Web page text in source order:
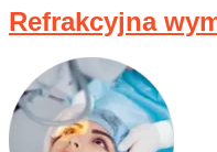
Refrakcyjna